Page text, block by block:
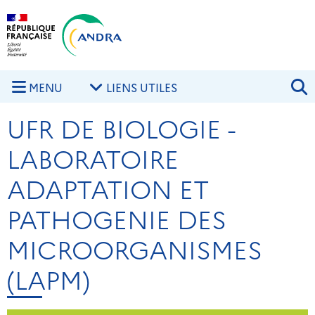
Aller au contenu principal
MENU LIENS UTILES
UFR DE BIOLOGIE -
LABORATOIRE
ADAPTATION ET
PATHOGENIE DES
MICROORGANISMES
(LAPM)